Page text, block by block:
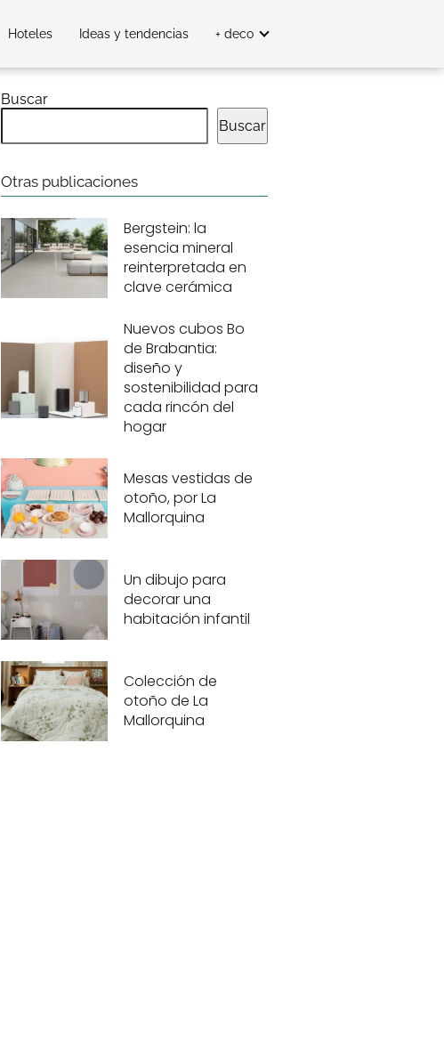
Hoteles Ideas y tendencias + deco
Buscar
Buscar
Otras publicaciones
Bergstein: la
esencia mineral
reinterpretada en
clave cerámica
Nuevos cubos Bo
de Brabantia:
diseño y
sostenibilidad para
cada rincón del
hogar
Mesas vestidas de
otoño, por La
Mallorquina
Un dibujo para
decorar una
habitación infantil
Colección de
otoño de La
Mallorquina